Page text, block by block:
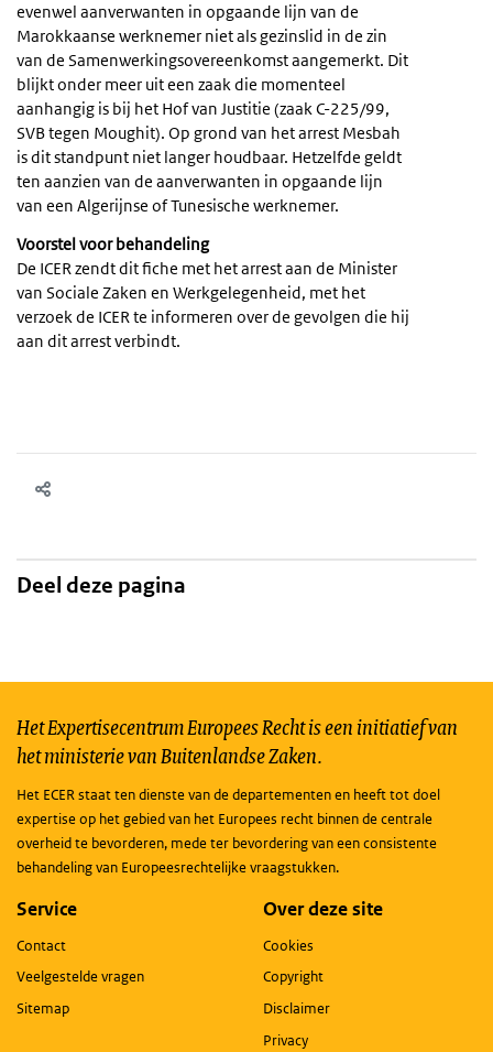
evenwel aanverwanten in opgaande lijn van de
Marokkaanse werknemer niet als gezinslid in de zin
van de Samenwerkingsovereenkomst aangemerkt. Dit
blijkt onder meer uit een zaak die momenteel
aanhangig is bij het Hof van Justitie (zaak C-225/99,
SVB tegen Moughit). Op grond van het arrest Mesbah
is dit standpunt niet langer houdbaar. Hetzelfde geldt
ten aanzien van de aanverwanten in opgaande lijn
van een Algerijnse of Tunesische werknemer.
Voorstel voor behandeling
De ICER zendt dit fiche met het arrest aan de Minister
van Sociale Zaken en Werkgelegenheid, met het
verzoek de ICER te informeren over de gevolgen die hij
aan dit arrest verbindt.
Deel deze pagina
Het Expertisecentrum Europees Recht is een initiatief van
het ministerie van Buitenlandse Zaken.
Het ECER staat ten dienste van de departementen en heeft tot doel
expertise op het gebied van het Europees recht binnen de centrale
overheid te bevorderen, mede ter bevordering van een consistente
behandeling van Europeesrechtelijke vraagstukken.
Service
Contact
Veelgestelde vragen
Sitemap
Over deze site
Cookies
Copyright
Disclaimer
Privacy